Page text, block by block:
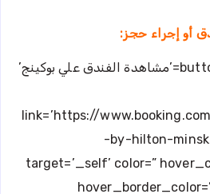
أو إجراء حجز:
[button size=” style=” text=’مشاهدة الفندق علي بوكينج’
link=’https://
-by-hilton-
target=’_self’ color=”